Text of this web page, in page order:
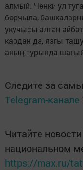
алмый. Чөнки ул
борчыла,
укучысы алган
кардан да, язгы
аның турында
Следите за
Telegram-канале
Читайте
национальном
https://max.ru/